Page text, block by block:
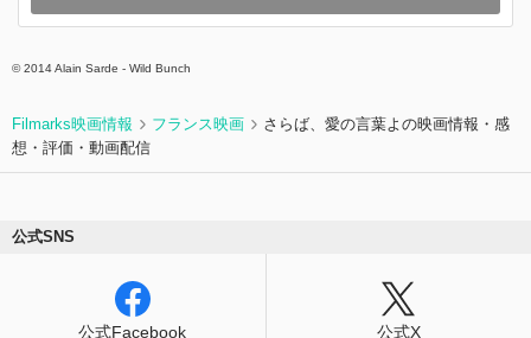
© 2014 Alain Sarde - Wild Bunch
Filmarks映画情報 フランス映画
さらば、愛の言葉よの映画情報・感
想・評価・動画配信
公式SNS
公式Facebook 公式X